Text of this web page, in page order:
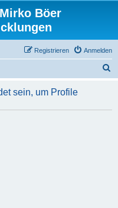
Böer
Anmelden
Registrieren
h
sein, um Profile